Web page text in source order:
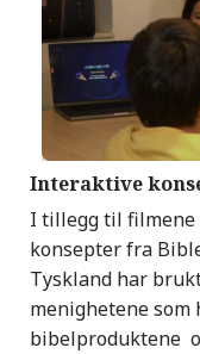
Interaktive
I tillegg til filmene
konsepter fra
Tyskland har
menighetene
bibelproduktene